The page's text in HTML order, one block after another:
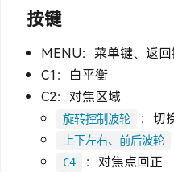
按键
MENU：菜单键、返
C1：白平衡
C2：对焦区域
旋转控制波轮 ：切
上下左右、前后波轮
C4
：对焦点回正